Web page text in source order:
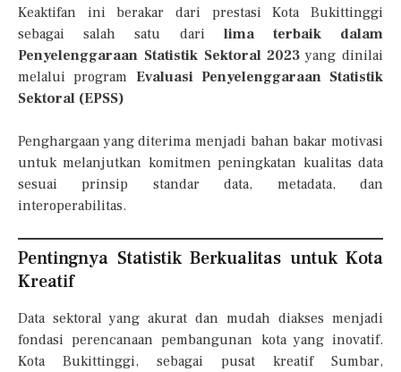
Keaktifan ini berakar dari prestasi Kota Bukittinggi
sebagai salah satu dari lima terbaik dalam
Penyelenggaraan Statistik Sektoral 2023 yang dinilai
melalui program Evaluasi Penyelenggaraan Statistik
Sektoral (EPSS)
Penghargaan yang diterima menjadi bahan bakar motivasi
untuk melanjutkan komitmen peningkatan kualitas data
sesuai prinsip standar data, metadata, dan
interoperabilitas.
Pentingnya Statistik Berkualitas untuk Kota
Kreatif
Data sektoral yang akurat dan mudah diakses menjadi
fondasi perencanaan pembangunan kota yang inovatif.
Kota Bukittinggi, sebagai pusat kreatif Sumbar,